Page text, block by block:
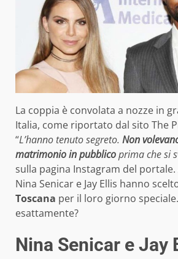
La coppia è convolata a nozze in
Italia, come riportato dal sito The
“L’hanno tenuto segreto. Non
matrimonio in pubblicoprima che si
sulla pagina Instagram del
Nina Senicar e Jay Ellis hanno
Toscana per il loro giorno
esattamente?
Nina Senicar e Jay